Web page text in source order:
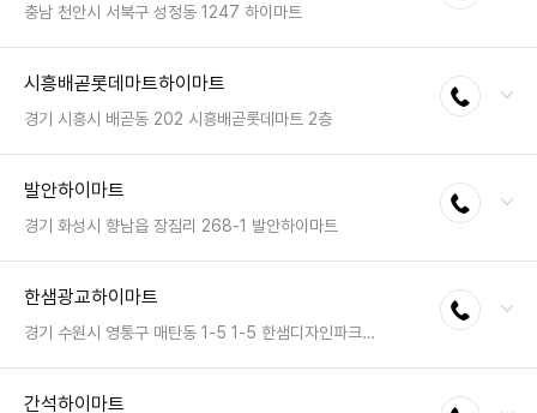
영업시간 : 금일 10:00~22:00
충남 천안시 서북구 성정동 1247 하이마트
팩스 : 050-2222-1480
영업시간 : 금일 10:30~20:30
시흥배곧롯데마트하이마트
경기 시흥시 배곧동 202 시흥배곧롯데마트 2층
전화연결
팩스 : 050-2333-1426
영업시간 : 금일 10:00~22:00
발안하이마트
경기 화성시 향남읍 장짐리 268-1 발안하이마트
전화연결
팩스 : 050-2222-1041
영업시간 : 금일 10:30~20:30
한샘광교하이마트
경기 수원시 영통구 매탄동 1-5 1-5 한샘디자인파크 4층 하이마트
전화연결
간석하이마트 전화연결